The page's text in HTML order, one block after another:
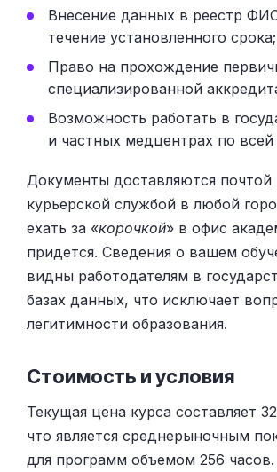
Внесение данных в реестр
течение установленного срока;
Право на прохождение
специализированной
Возможность работать в
и частных медцентрах по
Документы доставляются почтой
курьерской службой в любой
ехать за «корочкой» в офис
придется. Сведения о вашем
видны работодателям в
базах данных, что исключает
легитимности образования.
Стоимость и условия
Текущая цена курса составляет
что является среднерыночным
для программ объемом 256